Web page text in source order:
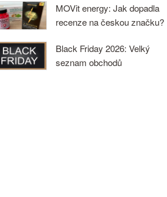
MOVit energy: Jak dopadla
recenze na českou značku?
Black Friday 2026: Velký
seznam obchodů